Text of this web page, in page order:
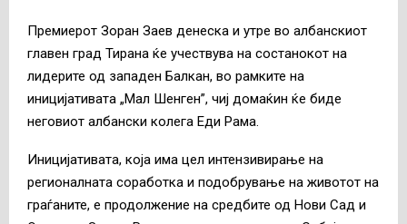
Премиерот Зоран Заев денеска и утре во албанскиот
главен град Тирана ќе учествува на состанокот на
лидерите од западен Балкан, во рамките на
иницијативата „Мал Шенген”, чиј домаќин ќе биде
неговиот албански колега Еди Рама.
Иницијативата, која има цел интензивирање на
регионалната соработка и подобрување на животот на
граѓаните, е продолжение на средбите од Нови Сад и